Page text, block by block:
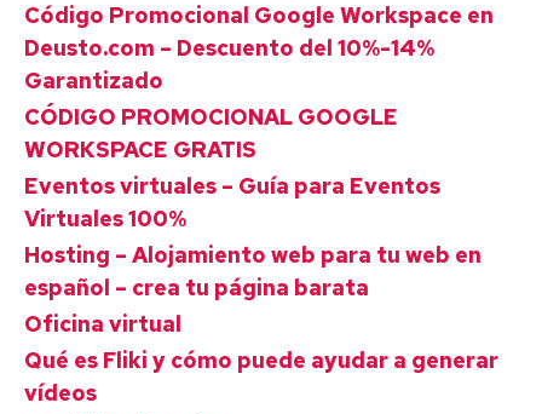
Código Promocional Google Workspace en
Deusto.com – Descuento del 10%-14%
Garantizado
CÓDIGO PROMOCIONAL GOOGLE
WORKSPACE GRATIS
Eventos virtuales – Guía para Eventos
Virtuales 100%
Hosting – Alojamiento web para tu web en
español – crea tu página barata
Oficina virtual
Qué es Fliki y cómo puede ayudar a generar
vídeos